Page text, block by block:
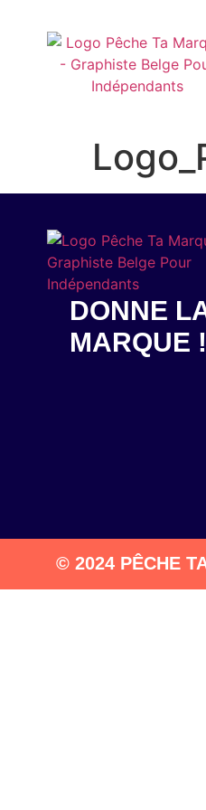
DONNE
MARQUE !
© 2024 PÊCHE